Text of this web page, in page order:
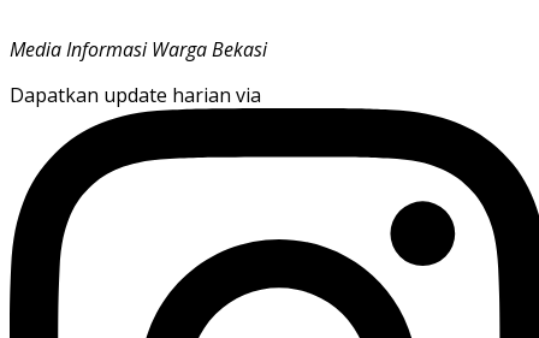
Media Informasi Warga Bekasi
Dapatkan update harian via